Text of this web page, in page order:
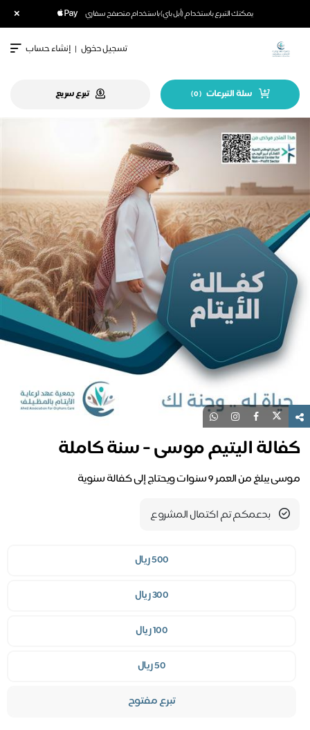
يمكنك التبرع باستخدام (أبل باي) باستخدام متصفح سفاري
تسجيل دخول | إنشاء حساب
سلة التبرعات (
0
) تبرع سريع
اليتيم موسى - سنة كاملة
من العمر 9 سنوات ويحتاج إلى كفالة سنوية
بدعمكم تم اكتمال المشروع
تبرع مفتوح